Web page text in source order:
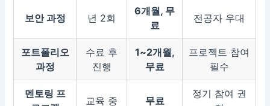
보안 과정 년 2회
6개월, 무
료
전공자 우대
포트폴리오
과정
수료 후
진행
1~2개월,
무료
프로젝트 참여
필수
멘토링 프
교육 중 무료
정기 참여 권